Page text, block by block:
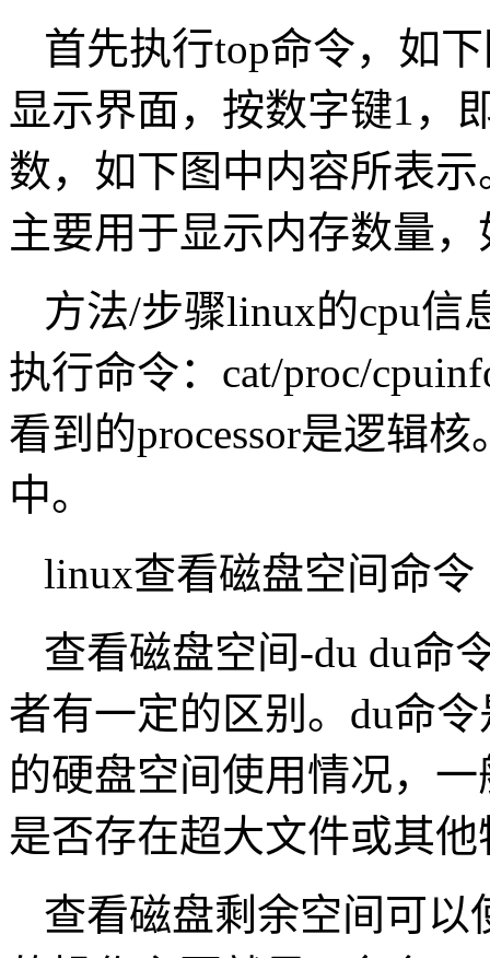
首先执行top命令，如
显示界面，按数字键1，
数，如下图中内容所表
主要用于显示内存数量
方法/步骤linux的cpu信
执行命令：cat/proc/
看到的processor是逻辑
中。
linux查看磁盘空间命令
查看磁盘空间-du du命
者有一定的区别。du命
的硬盘空间使用情况，
是否存在超大文件或其
查看磁盘剩余空间可以